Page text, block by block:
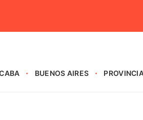
BUENOS AIRES